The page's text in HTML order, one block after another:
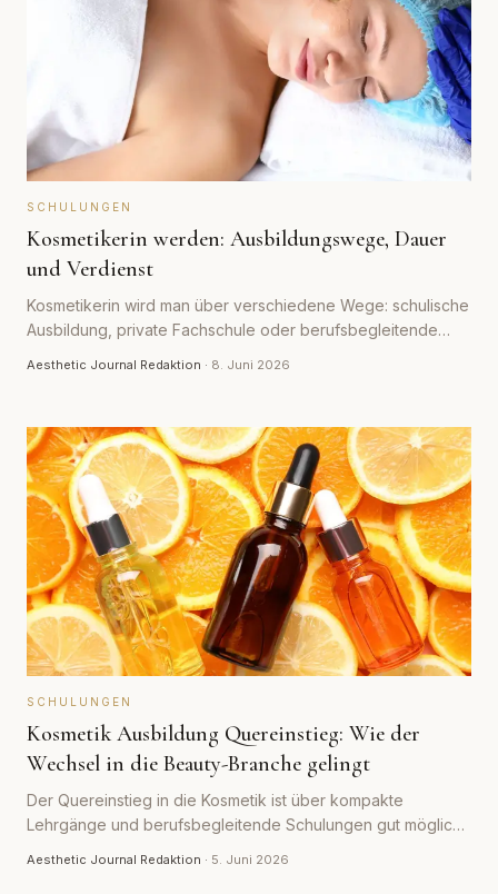
SCHULUNGEN
Kosmetikerin werden: Ausbildungswege, Dauer
und Verdienst
Kosmetikerin wird man über verschiedene Wege: schulische
Ausbildung, private Fachschule oder berufsbegleitende
Aesthetic Journal Redaktion · 8. Juni 2026
SCHULUNGEN
Kosmetik Ausbildung Quereinstieg: Wie der
Wechsel in die Beauty-Branche gelingt
Der Quereinstieg in die Kosmetik ist über kompakte
Lehrgänge und berufsbegleitende Schulungen gut möglich.
Aesthetic Journal Redaktion · 5. Juni 2026